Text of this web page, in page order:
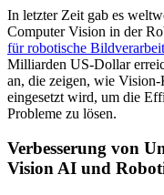
In letzter Zeit gab es
Computer Vision in der
für robotische
Milliarden US-Dollar
an, die zeigen, wie
eingesetzt wird, um die
Probleme zu lösen.
Verbesserung von
Vision AI und